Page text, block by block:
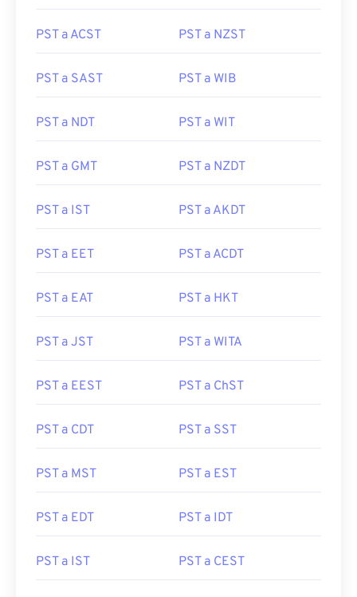
PST a ACST PST a NZST
PST a SAST PST a WIB
PST a NDT PST a WIT
PST a GMT PST a NZDT
PST a IST PST a AKDT
PST a EET PST a ACDT
PST a EAT PST a HKT
PST a JST PST a WITA
PST a EEST PST a ChST
PST a CDT PST a SST
PST a MST PST a EST
PST a EDT PST a IDT
PST a IST PST a CEST